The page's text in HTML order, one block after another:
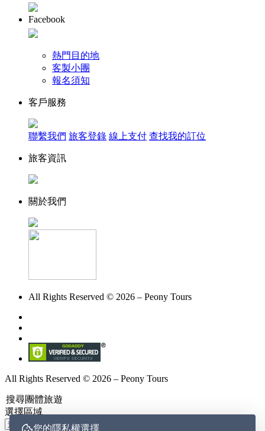
Facebook
熱門目的地
客製小團
報名須知
客戶服務
聯繫我們 旅客登錄 線上支付 查找我的訂位
旅客資訊
關於我們
All Rights Reserved © 2026 – Peony Tours
All Rights Reserved © 2026 – Peony Tours
搜尋團體旅遊
選擇區域
您的隱私權選擇